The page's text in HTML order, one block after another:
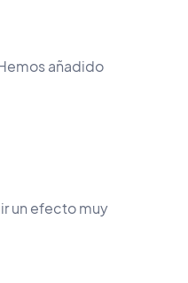
añadido
un efecto muy